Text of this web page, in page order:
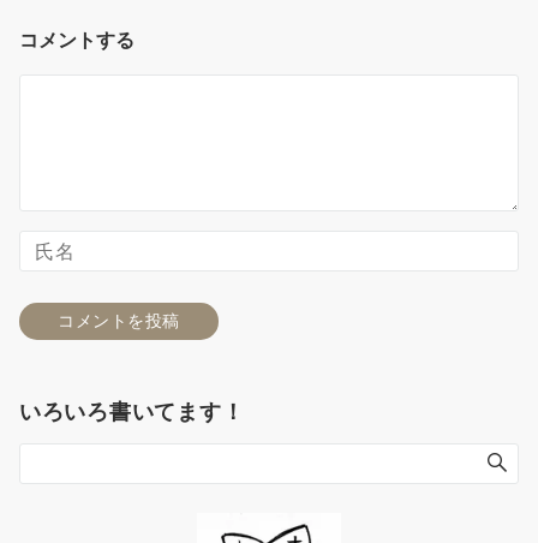
コメントする
いろいろ書いてます！